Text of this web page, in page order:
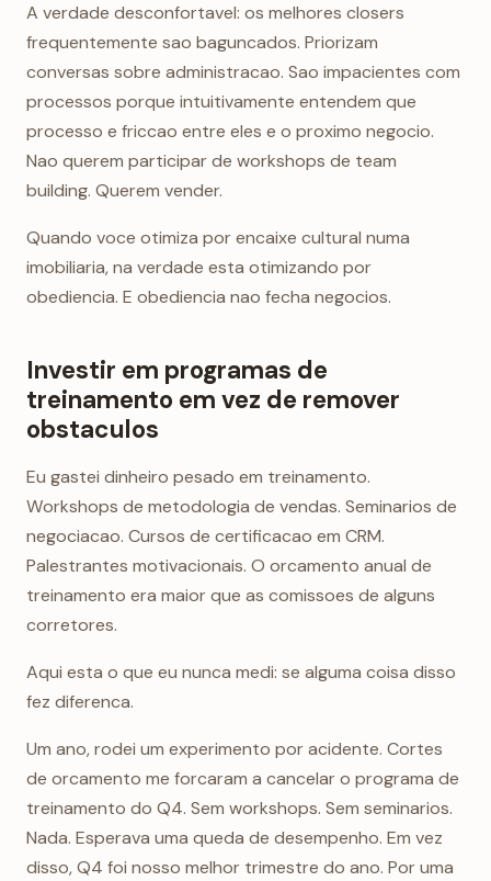
A verdade desconfortavel: os melhores closers
frequentemente sao baguncados. Priorizam
conversas sobre administracao. Sao impacientes com
processos porque intuitivamente entendem que
processo e friccao entre eles e o proximo negocio.
Nao querem participar de workshops de team
building. Querem vender.
Quando voce otimiza por encaixe cultural numa
imobiliaria, na verdade esta otimizando por
obediencia. E obediencia nao fecha negocios.
Investir em programas de
treinamento em vez de remover
obstaculos
Eu gastei dinheiro pesado em treinamento.
Workshops de metodologia de vendas. Seminarios de
negociacao. Cursos de certificacao em CRM.
Palestrantes motivacionais. O orcamento anual de
treinamento era maior que as comissoes de alguns
corretores.
Aqui esta o que eu nunca medi: se alguma coisa disso
fez diferenca.
Um ano, rodei um experimento por acidente. Cortes
de orcamento me forcaram a cancelar o programa de
treinamento do Q4. Sem workshops. Sem seminarios.
Nada. Esperava uma queda de desempenho. Em vez
disso, Q4 foi nosso melhor trimestre do ano. Por uma